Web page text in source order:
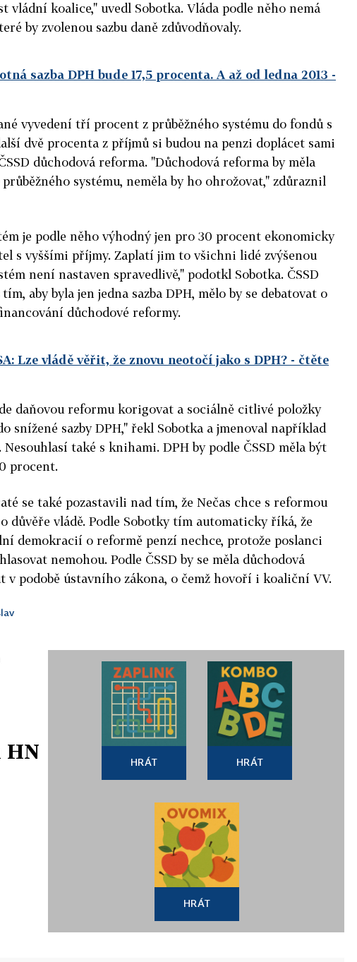
vládní koalice," uvedl Sobotka. Vláda podle něho nemá
by zvolenou sazbu daně zdůvodňovaly.
sazba DPH bude 17,5 procenta. A až od ledna 2013 -
vyvedení tří procent z průběžného systému do fondů s
dvě procenta z příjmů si budou na penzi doplácet sami
důchodová reforma. "Důchodová reforma by měla
systému, neměla by ho ohrožovat," zdůraznil
je podle něho výhodný jen pro 30 procent ekonomicky
s vyššími příjmy. Zaplatí jim to všichni lidé zvýšenou
není nastaven spravedlivě," podotkl Sobotka. ČSSD
aby byla jen jedna sazba DPH, mělo by se debatovat o
důchodové reformy.
Lze vládě věřit, že znovu neotočí jako s DPH? - čtěte
daňovou reformu korigovat a sociálně citlivé položky
snížené sazby DPH," řekl Sobotka a jmenoval například
také s knihami. DPH by podle ČSSD měla být
procent.
se také pozastavili nad tím, že Nečas chce s reformou
důvěře vládě. Podle Sobotky tím automaticky říká, že
demokracií o reformě penzí nechce, protože poslanci
nemohou. Podle ČSSD by se měla důchodová
v podobě ústavního zákona, o čemž hovoří i koaliční VV.
HN
HRÁT HRÁT
HRÁT